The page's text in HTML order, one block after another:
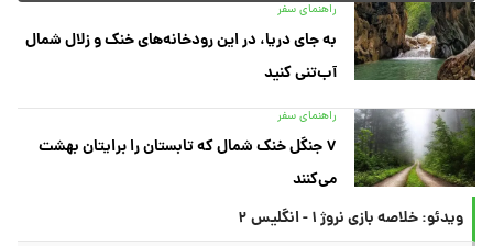
راهنمای سفر
به جای دریا، در این رودخانه‌های خنک و زلال شمال
آب‌تنی کنید
راهنمای سفر
۷ جنگل خنک شمال که تابستان را برایتان بهشت
می‌کنند
ویدئو: خلاصه بازی نروژ ۱ - انگلیس ۲